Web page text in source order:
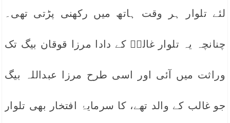
لئے تلوار ہر وقت ہاتھ میں رکھنی پڑتی تھی۔
چنانچہ یہ تلوار غالبؔ کے دادا مرزا قوقان بیگ تک
وراثت میں آئی اور اسی طرح مرزا عبداللہ بیگ
جو غالب کے والد تھے، کا سرمایۂ افتخار بھی تلوار